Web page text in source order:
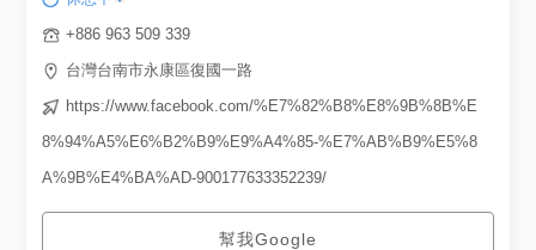
+886 963 509 339
台灣台南市永康區復國一路
https://www.facebook.com/%E7%82%B8%E8%9B%8B%E
8%94%A5%E6%B2%B9%E9%A4%85-%E7%AB%B9%E5%8
A%9B%E4%BA%AD-900177633352239/
幫我Google